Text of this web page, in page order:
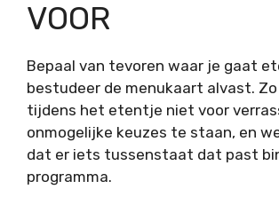
VOOR
Bepaal van tevoren waar je gaat
bestudeer de menukaart alvast.
tijdens het etentje niet voor
onmogelijke keuzes te staan, en
dat er iets tussenstaat dat past
programma.